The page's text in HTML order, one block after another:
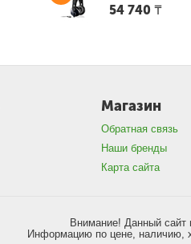
54 740 ₸
Магазин
Обратная связь
Наши бренды
Карта сайта
Внимание! Данный сайт
Информацию по цене, наличию,